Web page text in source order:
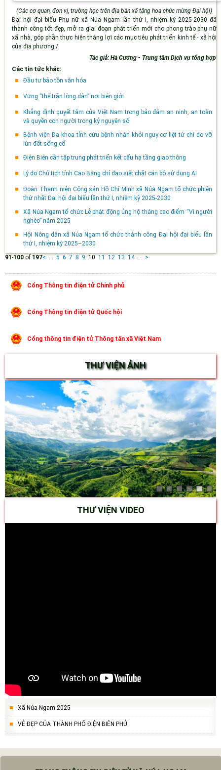
(Các cơ quan, đơn vị, trường học trên địa bàn xã tặng hoa chúc mừng Đại hội)
Đại hội đại biểu Phụ nữ xã Núa Ngam lần thứ I, nhiệm kỳ 2025-2030 đã
thành công tốt đẹp, mở ra giai đoạn phát triển mới cho phong trào phụ nữ
xã nhà, góp phần thực hiện thắng lợi các mục tiêu phát triển kinh tế - xã hội
của địa phương./.
Tác giả: Hà Cường - Trung tâm Dịch vụ tổng hợp
Các tin tức khác:
Đầu tư bảo tồn văn hóa
Vững “thế trận lòng dân” nơi biên giới
Khẳng định quyết tâm của Việt Nam trong bảo đảm an ninh, an toàn
và quyền con người trong kỷ nguyên số
Bệnh viện Đa khoa tỉnh cứu bệnh nhân khỏi nguy cơ liệt tứ chi do vỡ
lún đốt sống cổ
Điện Biên cần tập trung phát triển kết cấu hạ tầng giao thông
Lý do Chủ tịch tỉnh Cao Bằng chỉ đạo siết chặt cán bộ sử dụng AI
Đoàn Thanh niên Cộng sản Hồ Chí Minh xã Núa Ngam tổ chức phiên
thứ nhất Đại hội đại biểu lần thứ I, nhiệm kỳ 2025-2030
Xã Núa Ngam tổ chức Lễ phát động ủng hộ tháng cao điểm “Vì người
nghèo” năm 2025
Hội Nông dân xã Núa Ngam tổ chức thành công Đại hội đại biểu lần
thứ I, nhiệm kỳ 2025–2030
91-100of197< ... 5 6 7 8 9 10 11 12 13 14 ... >
Cổng Thông tin điện tử Chính phủ
Cổng Thông tin điện tử Quốc hội
Cổng thông tin điện tử Thông tấn xã Việt Nam
THƯ VIỆN ẢNH
THƯ VIỆN VIDEO
Xã Núa Ngam 2025
VẺ ĐẸP CỦA THÀNH PHỐ ĐIỆN BIÊN PHỦ